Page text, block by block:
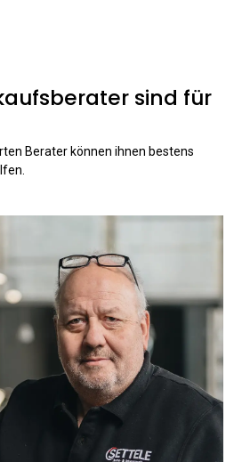
sind für
Berater können ihnen bestens